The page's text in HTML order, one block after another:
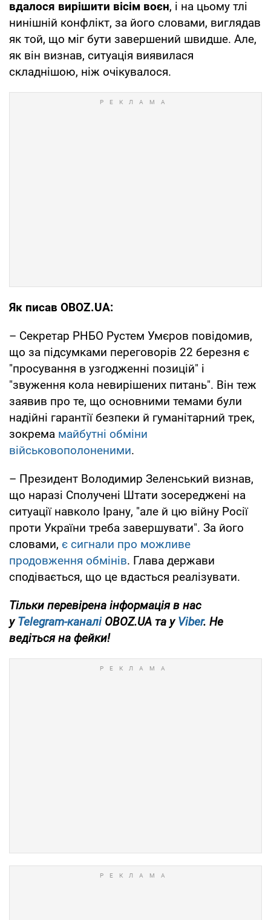
вдалося вирішити вісім воєн, і на цьому тлі
нинішній конфлікт, за його словами, виглядав
як той, що міг бути завершений швидше. Але,
як він визнав, ситуація виявилася
складнішою, ніж очікувалося.
Як писав OBOZ.UA:
– Секретар РНБО Рустем Умєров повідомив,
що за підсумками переговорів 22 березня є
"просування в узгодженні позицій" і
"звуження кола невирішених питань". Він теж
заявив про те, що основними темами були
надійні гарантії безпеки й гуманітарний трек,
зокрема майбутні обміни
військовополоненими.
– Президент Володимир Зеленський визнав,
що наразі Сполучені Штати зосереджені на
ситуації навколо Ірану, "але й цю війну Росії
проти України треба завершувати". За його
словами, є сигнали про можливе
продовження обмінів. Глава держави
сподівається, що це вдасться реалізувати.
Тільки перевірена інформація в нас
уTelegram-каналіOBOZ.UA та уViber. Не
ведіться на фейки!